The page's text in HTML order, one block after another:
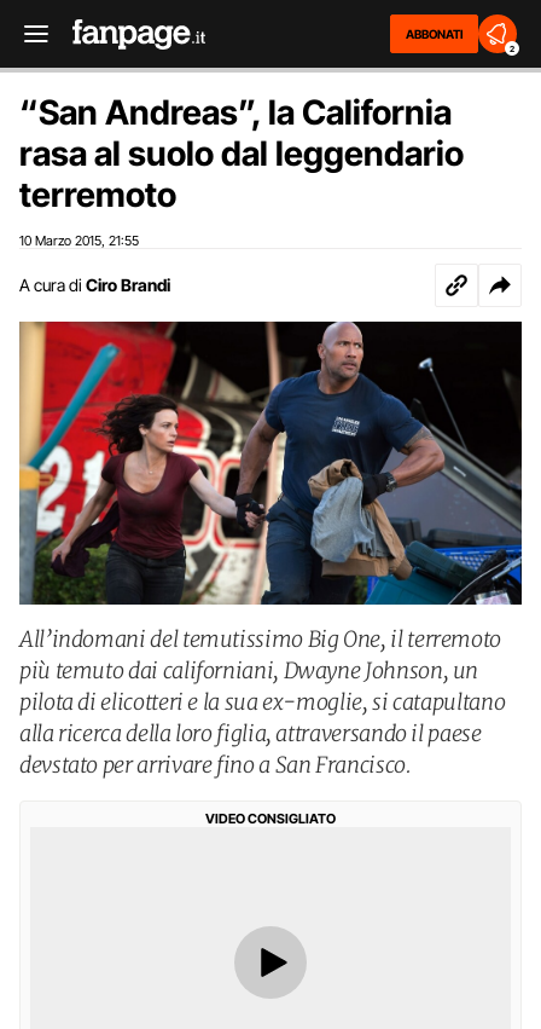
ABBONATI
2
“San Andreas”, la California
rasa al suolo dal leggendario
terremoto
10 Marzo 2015 21:55
A cura di Ciro Brandi
All’indomani del temutissimo Big One, il terremoto
più temuto dai californiani, Dwayne Johnson, un
pilota di elicotteri e la sua ex-moglie, si catapultano
alla ricerca della loro figlia, attraversando il paese
devstato per arrivare fino a San Francisco.
VIDEO CONSIGLIATO